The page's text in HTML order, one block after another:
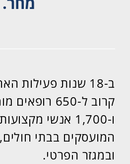
ב-18 שנות פעילות
קרוב ל-650
ו-1,700 אנשי
המועסקים בבתי
ובמגזר הפרטי.